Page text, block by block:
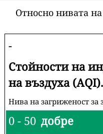
Относно нивата
-
Стойности на
на въздуха (AQI).
Нива на загриженост за
0 - 50 добре